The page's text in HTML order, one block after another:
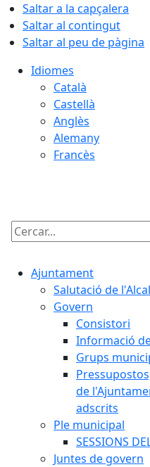
Saltar a la capçalera
Saltar al contingut
Saltar al peu de pàgina
Idiomes
Català
Castellà
Anglès
Alemany
Francès
Cercar:
Ajuntament
Salutació de
Govern
Consistori
Informació
Grups
de
adscrits
Ple municipal
SESSIONS
Juntes de govern